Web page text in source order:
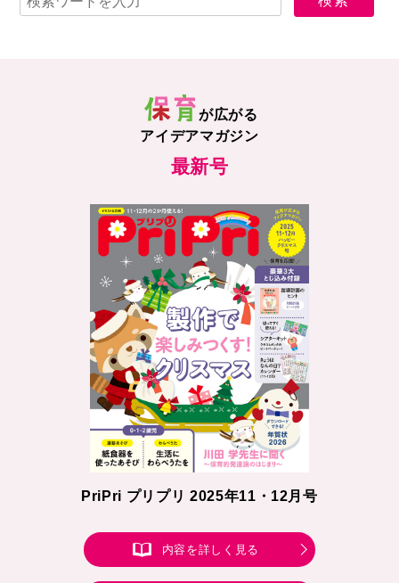
が広がる
アイデアマガジン
最新号
PriPri プリプリ 2025年11・12月号
内容を詳しく見る